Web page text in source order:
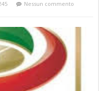
Nessun commento